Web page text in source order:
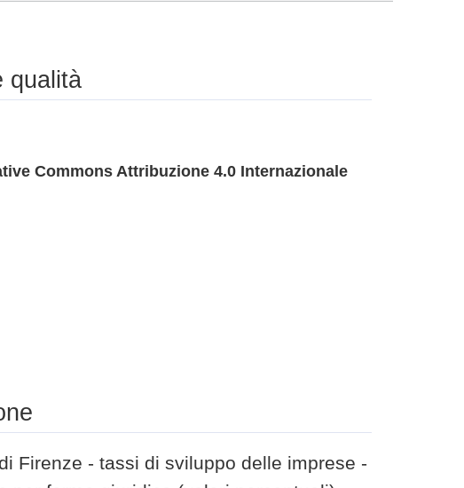
qualità
Commons Attribuzione 4.0 Internazionale
Firenze - tassi di sviluppo delle imprese -